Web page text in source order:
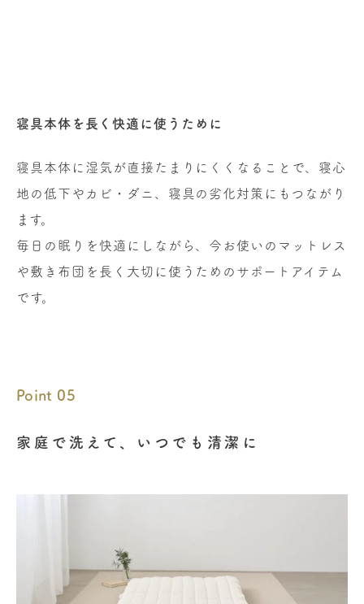
寝具本体を長く快適に使うために
寝具本体に湿気が直接たまりにくくなることで、寝心
地の低下やカビ・ダニ、寝具の劣化対策にもつながり
ます。
毎日の眠りを快適にしながら、今お使いのマットレス
や敷き布団を長く大切に使うためのサポートアイテム
です。
Point 05
家庭で洗えて、いつでも清潔に